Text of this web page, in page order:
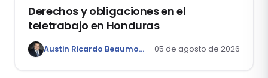
Derechos y obligaciones en el
teletrabajo en Honduras
Austin Ricardo Beaumont Rivera 05 de agosto de 2026